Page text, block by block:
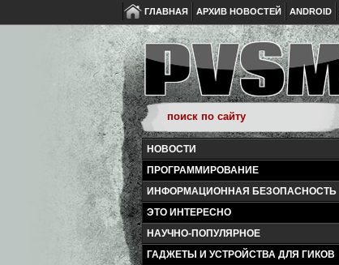
ГЛАВНАЯ АРХИВ НОВОСТЕЙ ANDROID
НОВОСТИ
ПРОГРАММИРОВАНИЕ
ИНФОРМАЦИОННАЯ БЕЗОПАСНОСТЬ
ЭТО ИНТЕРЕСНО
НАУЧНО-ПОПУЛЯРНОЕ
ГАДЖЕТЫ И УСТРОЙСТВА ДЛЯ ГИКОВ